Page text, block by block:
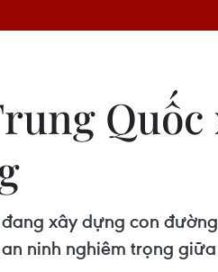
xây dựng con
ninh nghiêm trọng